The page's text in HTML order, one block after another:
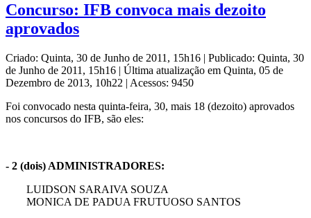
Concurso: IFB convoca mais dezoito
aprovados
Criado: Quinta, 30 de Junho de 2011, 15h16 | Publicado: Quinta, 30
de Junho de 2011, 15h16 | Última atualização em Quinta, 05 de
Dezembro de 2013, 10h22 | Acessos: 9450
Foi convocado nesta quinta-feira, 30, mais 18 (dezoito) aprovados
nos concursos do IFB, são eles:
- 2 (dois) ADMINISTRADORES:
LUIDSON SARAIVA SOUZA
MONICA DE PADUA FRUTUOSO SANTOS